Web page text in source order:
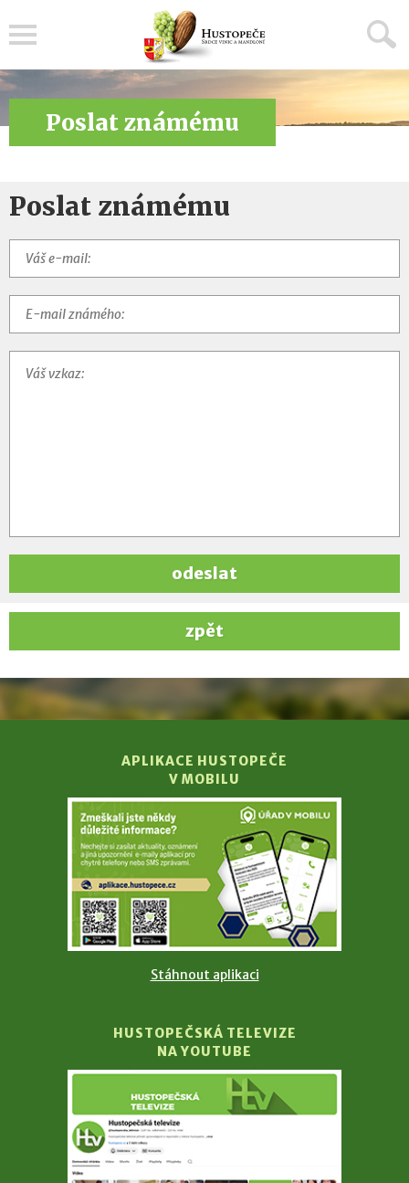
Poslat známému
Poslat známému
odeslat
zpět
APLIKACE HUSTOPEČE
V MOBILU
Stáhnout aplikaci
HUSTOPEČSKÁ TELEVIZE
NA YOUTUBE